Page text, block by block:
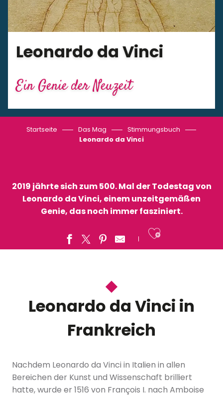
Leonardo da Vinci
Ein Genie der Neuzeit
Startseite Das Mag
Stimmungsbuch
Leonardo da Vinci
2019 jährte sich zum 500. Mal der Todestag von
Leonardo da Vinci, einem unzeitgemäßen
Genie, das noch immer fasziniert.
Ajouter
Leonardo da Vinci in
Frankreich
Nachdem Leonardo da Vinci in Italien in allen
Bereichen der Kunst und Wissenschaft brilliert
hatte, wurde er 1516 von François I. nach Amboise